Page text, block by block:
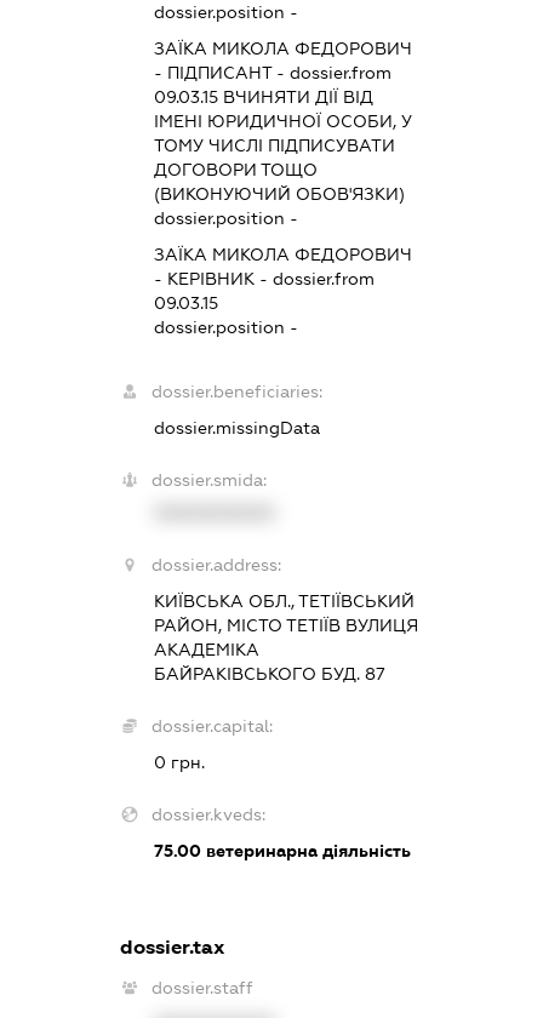
dossier.position -
ЗАЇКА МИКОЛА ФЕДОРОВИЧ
- ПІДПИСАНТ- dossier.from
09.03.15ВЧИНЯТИ ДІЇ ВІД
ІМЕНІ ЮРИДИЧНОЇ ОСОБИ, У
ТОМУ ЧИСЛІ ПІДПИСУВАТИ
ДОГОВОРИ ТОЩО
(ВИКОНУЮЧИЙ ОБОВ'ЯЗКИ)
dossier.position -
ЗАЇКА МИКОЛА ФЕДОРОВИЧ
- КЕРІВНИК - dossier.from
09.03.15
dossier.position -
dossier.beneficiaries:
dossier.missingData
dossier.smida:
dossier.address:
КИЇВСЬКА ОБЛ., ТЕТІЇВСЬКИЙ
РАЙОН, МІСТО ТЕТІЇВ ВУЛИЦЯ
АКАДЕМІКА
БАЙРАКІВСЬКОГО БУД. 87
dossier.capital:
0 грн.
dossier.kveds:
75.00ветеринарна діяльність
dossier.tax
dossier.staff